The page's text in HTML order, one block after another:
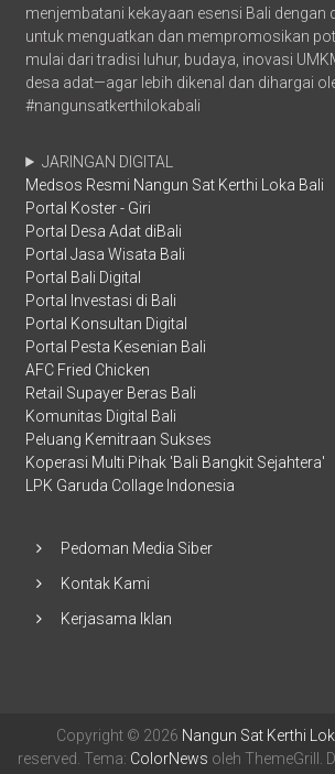
menjembatani kekayaan esensi Bali dengan
untuk menguatkan dan mempromosikan
mulai dari tradisi luhur, budaya, inovasi
desa adat—agar lebih dikenal dan dihargai
#nangunsatkerthilokabali
JARINGAN DIGITAL
Medsos Resmi Nangun Sat Kerthi Loka Bali
Portal Koster - Giri
Portal Desa Adat diBali
Portal Jasa Wisata Bali
Portal Bali Digital
Portal Investasi di Bali
Portal Konsultan Digital
Portal Pesta Kesenian Bali
AFC Fried Chicken
Retail Supayer Beras Bali
Komunitas Digital Bali
Peluang Kemitraan Sukses
Koperasi Multi Pihak 'Bali Bangkit Sejahtera'
LPK Garuda Collage Indonesia
Pedoman Media Siber
Kontak Kami
Kerjasama Iklan
Copyright © 2026 Nangun Sat Kerthi
reserved. Tema: ColorNews oleh ThemeGrill.